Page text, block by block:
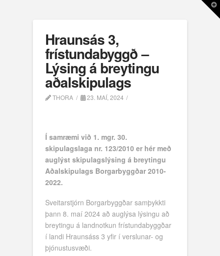
Hraunsás 3,
frístundabyggð –
Lýsing á breytingu
aðalskipulags
THORA 23. MAÍ, 2024
Í samræmi við 1. mgr. 30.
skipulagslaga nr. 123/2010 er hér með
auglýst skipulagslýsing á breytingu
Aðalskipulags Borgarbyggðar 2010-
2022.
Sveitarstjórn Borgarbyggðar samþykkti
þann 8. maí 2024 að auglýsa lýsingu að
breytingu á landnotkun frístundabyggðar
í landi Hraunsáss 3 yfir í verslunar- og
þjónustusvæði.